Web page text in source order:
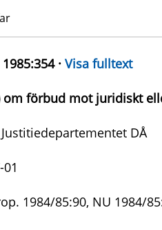
· Visa fulltext
om förbud mot juridiskt
Justitiedepartementet DÅ
1984/85:90, NU 1984/